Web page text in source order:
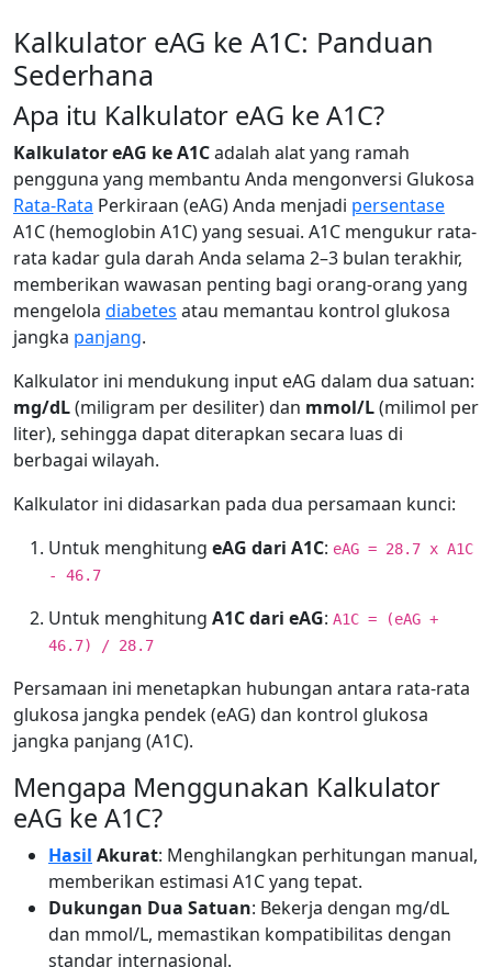
Kalkulator eAG ke A1C: Panduan
Sederhana
Apa itu Kalkulator eAG ke A1C?
Kalkulator eAG ke A1Cadalah alat yang ramah
pengguna yang membantu Anda mengonversi Glukosa
Rata-Rata Perkiraan (eAG) Anda menjadi persentase
A1C (hemoglobin A1C) yang sesuai. A1C mengukur rata-
rata kadar gula darah Anda selama 2–3 bulan terakhir,
memberikan wawasan penting bagi orang-orang yang
mengelola diabetes atau memantau kontrol glukosa
jangka panjang.
Kalkulator ini mendukung input eAG dalam dua satuan:
mg/dL(miligram per desiliter) dan mmol/L(milimol per
liter), sehingga dapat diterapkan secara luas di
berbagai wilayah.
Kalkulator ini didasarkan pada dua persamaan kunci:
Untuk menghitung eAG dari A1C: eAG = 28.7 x A1C
- 46.7
Untuk menghitung A1C dari eAG: A1C = (eAG +
46.7) / 28.7
Persamaan ini menetapkan hubungan antara rata-rata
glukosa jangka pendek (eAG) dan kontrol glukosa
jangka panjang (A1C).
Mengapa Menggunakan Kalkulator
eAG ke A1C?
Hasil Akurat: Menghilangkan perhitungan manual,
memberikan estimasi A1C yang tepat.
Dukungan Dua Satuan: Bekerja dengan mg/dL
dan mmol/L, memastikan kompatibilitas dengan
standar internasional.